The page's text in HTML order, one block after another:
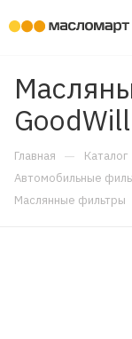
Главная — Каталог
Автомобильные
Маслянные фильтры